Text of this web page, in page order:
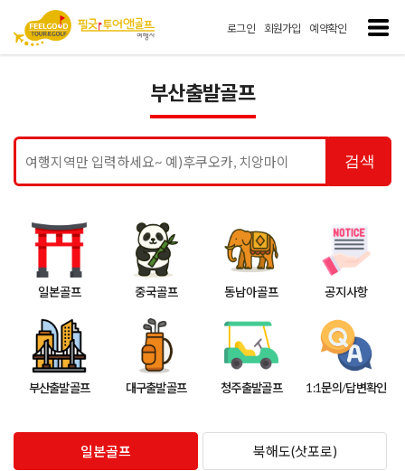
로그인 회원가입 예약확인
부산출발골프
검색
일본골프 중국골프 동남아골프 공지사항
부산출발골프 대구출발골프 청주출발골프 1:1문의/답변확인
일본골프 북해도(삿포로)